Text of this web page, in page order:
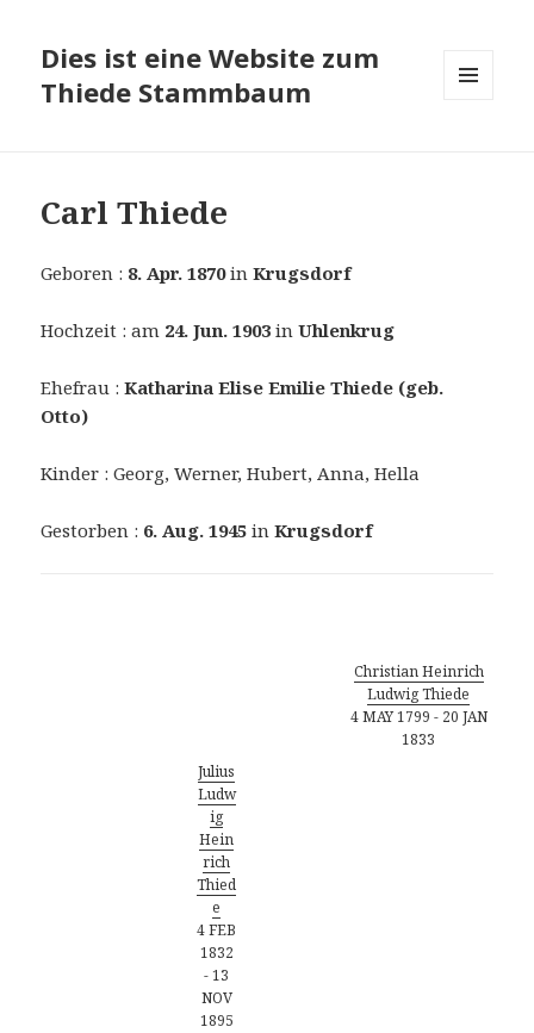
Dies ist eine Website zum
Thiede Stammbaum
Carl Thiede
Geboren : 8. Apr. 1870inKrugsdorf
Hochzeit : am 24. Jun. 1903 inUhlenkrug
Ehefrau :Katharina Elise Emilie Thiede (geb.
Otto)
Kinder : Georg, Werner, Hubert, Anna, Hella
Gestorben : 6. Aug. 1945 inKrugsdorf
Christian Heinrich
Ludwig Thiede
4 MAY 1799 - 20 JAN
1833
Julius
Ludw
ig
Hein
rich
Thied
e
4 FEB
1832
-13
NOV
1895